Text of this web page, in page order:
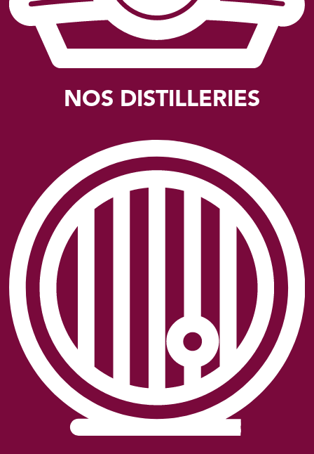
NOS DISTILLERIES